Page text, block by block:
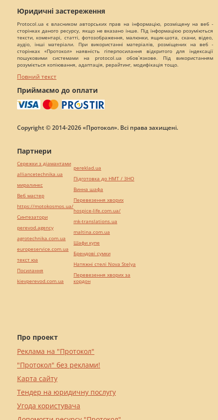
Юридичні застереження
Protocol.ua є власником авторських прав на інформацію, розміщену на веб -
сторінках даного ресурсу, якщо не вказано інше. Під інформацією розуміються
тексти, коментарі, статті, фотозображення, малюнки, ящик-шота, скани, відео,
аудіо, інші матеріали. При використанні матеріалів, розміщених на веб -
сторінках «Протокол» наявність гіперпосилання відкритого для індексації
пошуковими системами на protocol.ua обов`язкове. Під використанням
розуміється копіювання, адаптація, рерайтинг, модифікація тощо.
Повний текст
Приймаємо до оплати
Copyright © 2014-2026 «Протокол». Всі права захищені.
Про проект
Реклама на "Протокол"
"Протокол" без реклами!
Карта сайту
Тендер на юридичну послугу
Угода користувача
Партнери
Сережки з діамантами
alliancetechnika.ua
миралинкс
Веб мастер
https://motokosmos.ua/
Синтезатори
perevod.agency
agrotechnika.com.ua
europeservice.com.ua
текст юа
Посилання
kievperevod.com.ua
pereklad.ua
Підготовка до НМТ / ЗНО
Винна шафа
Перевезення хворих
hospice-life.com.ua/
mk-translations.ua
maltina.com.ua
Шафи купе
Брендові сумки
Натяжні стелі Nova Stelya
Перевезення хворих за
кордон